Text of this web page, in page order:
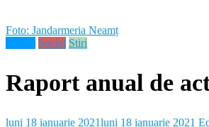
Foto: Jandarmeria Neamț
Social Stiri
Raport anual de
luni 18 ianuarie 2021luni 18 ianuarie 2021